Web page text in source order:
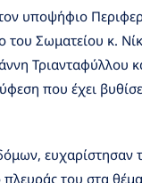
υποψήφιο
Σωματείου κ.
Τριανταφύλλου
που έχει
ευχαρίστησαν
του στα